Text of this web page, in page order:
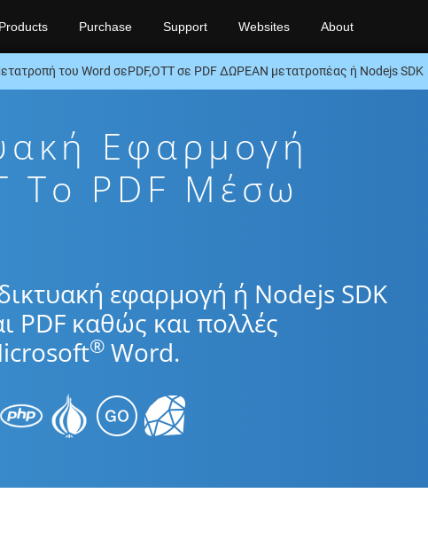
Products Purchase Support Websites About
του Word σεPDF,OTT σε PDF ΔΩΡΕΑΝ μετατροπέας ή Nodejs SDK
Εφαρμογή
To PDF Μέσω
εφαρμογή ή Nodejs SDK
PDF καθώς και πολλές
® Word.